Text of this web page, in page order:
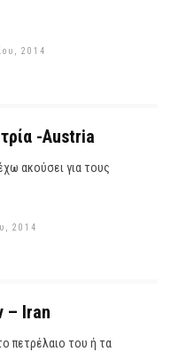
2014
-Austria
ακούσει για τους
2014
– Iran
πετρέλαιο του ή τα